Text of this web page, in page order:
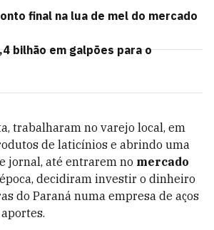
final na lua de mel do mercado
bilhão em galpões para o
trabalharam no varejo local, em
de laticínios e abrindo uma
jornal, até entrarem no mercado
decidiram investir o dinheiro
do Paraná numa empresa de aços